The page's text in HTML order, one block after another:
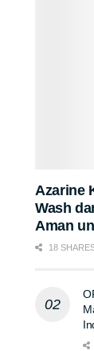
Azarine
Wash
Aman
18